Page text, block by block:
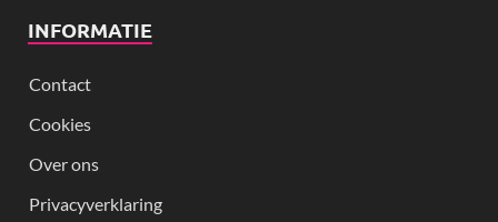
INFORMATIE
Contact
Cookies
Over ons
Privacyverklaring